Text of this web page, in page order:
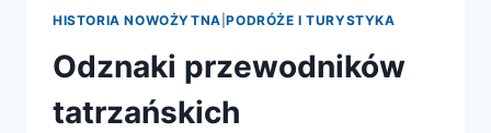
HISTORIA NOWOŻYTNA |PODRÓŻE I TURYSTYKA
Odznaki przewodników
tatrzańskich